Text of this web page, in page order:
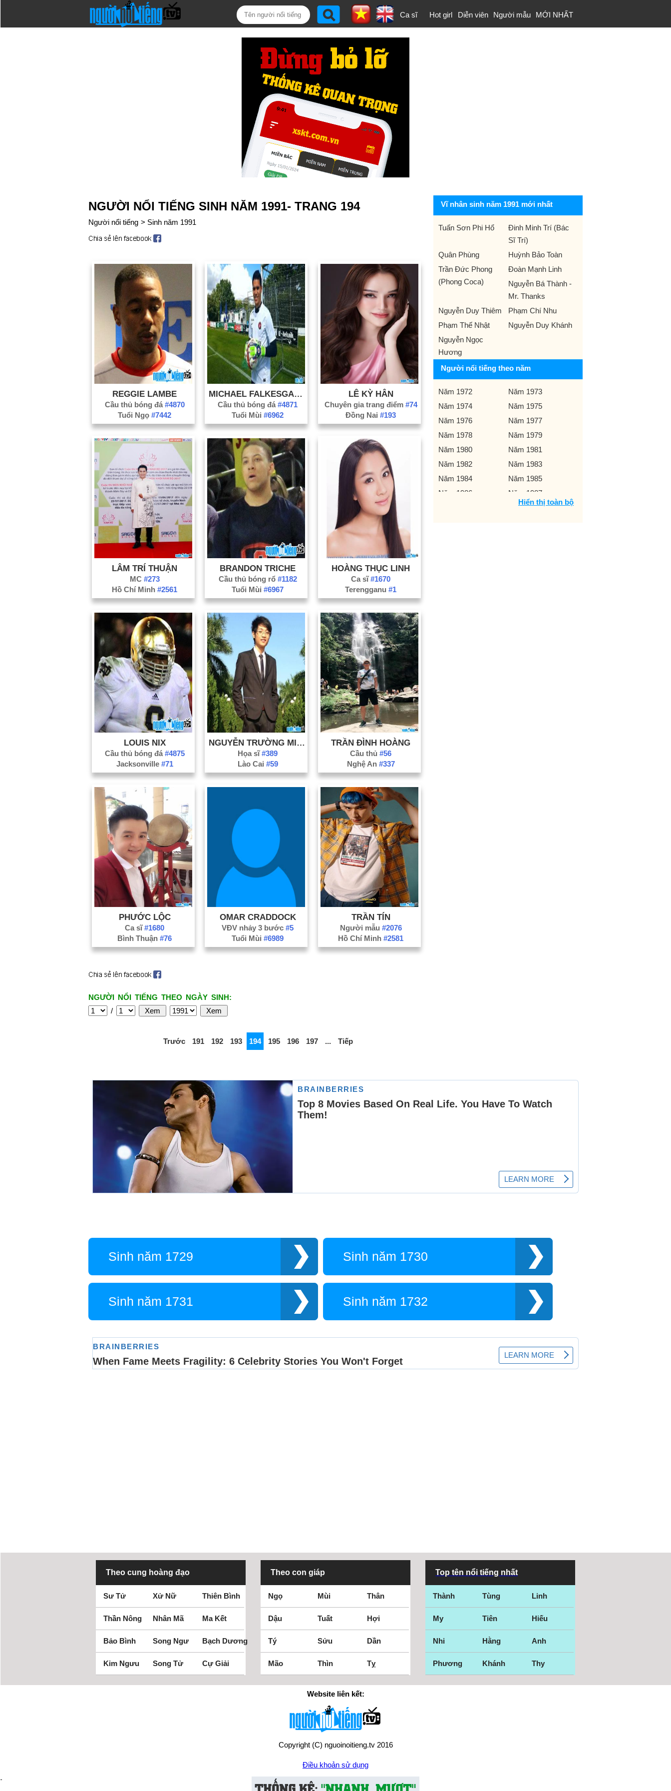
Ca sĩ Hot girl Diễn viên Người mẫu MỚI NHẤT
NGƯỜI NỔI TIẾNG SINH NĂM 1991- TRANG 194
Người nổi tiếng > Sinh năm 1991
REGGIE LAMBE
Cầu thủ bóng đá #4870
Tuổi Ngọ#7442
Cầu thủ bóng đá#4871
Tuổi Mùi#6962
LÊ KỲ HÂN
Chuyên gia trang điểm #74
Đồng Nai#193
LÂM TRÍ THUẬN
MC #273
Hồ Chí Minh#2561
BRANDON TRICHE
Cầu thủ bóng rổ #1182
Tuổi Mùi#6967
HOÀNG THỤC LINH
Ca sĩ#1670
Terengganu#1
LOUIS NIX
Cầu thủ bóng đá #4875
Jacksonville #71
Họa sĩ#389
Lào Cai #59
TRẦN ĐÌNH HOÀNG
Cầu thủ#56
Nghệ An #337
PHƯỚC LỘC
Ca sĩ#1680
Bình Thuận#76
OMAR CRADDOCK
VĐV nhảy 3 bước#5
Tuổi Mùi#6989
TRẦN TÍN
Người mẫu #2076
Hồ Chí Minh#2581
NGƯỜI NỔI TIẾNG THEO NGÀY SINH:
/
Trước 191 192 193 194 195 196 197 ... Tiếp
Vĩ nhân sinh năm 1991 mới nhất
Tuấn Sơn Phi Hổ
Đinh Minh Trí (Bác
Sĩ Trí)
Quân Phùng
Huỳnh Bảo Toàn
Trần Đức Phong
(Phong Coca)
Đoàn Mạnh Linh
Nguyễn Bá Thành -
Mr. Thanks
Nguyễn Duy Thiêm
Phạm Chí Nhu
Phạm Thế Nhật
Nguyễn Duy Khánh
Nguyễn Ngọc
Hương
Người nổi tiếng theo năm
Năm 1972
Năm 1973
Năm 1974
Năm 1975
Năm 1976
Năm 1977
Năm 1978
Năm 1979
Năm 1980
Năm 1981
Năm 1982
Năm 1983
Năm 1984
Năm 1985
Năm 1986
Năm 1987
Năm 1989
Hiển thị toàn bộ
Sinh năm 1729 Sinh năm 1730
Sinh năm 1731 Sinh năm 1732
Theo cung hoàng đạo
Sư Tử Xử Nữ Thiên Bình
Thần Nông Nhân Mã Ma Kết
Bảo Bình Song Ngư Bạch Dương
Kim Ngưu Song Tử Cự Giải
Theo con giáp
Ngọ Mùi Thân
Dậu Tuất Hợi
Tý Sửu Dần
Mão Thìn Tỵ
Top tên nổi tiếng nhất
Thành Tùng Linh
My Tiên Hiếu
Nhi Hằng Anh
Phương Khánh Thy
Website liên kết:
Copyright (C) nguoinoitieng.tv 2016
Điều khoản sử dụng